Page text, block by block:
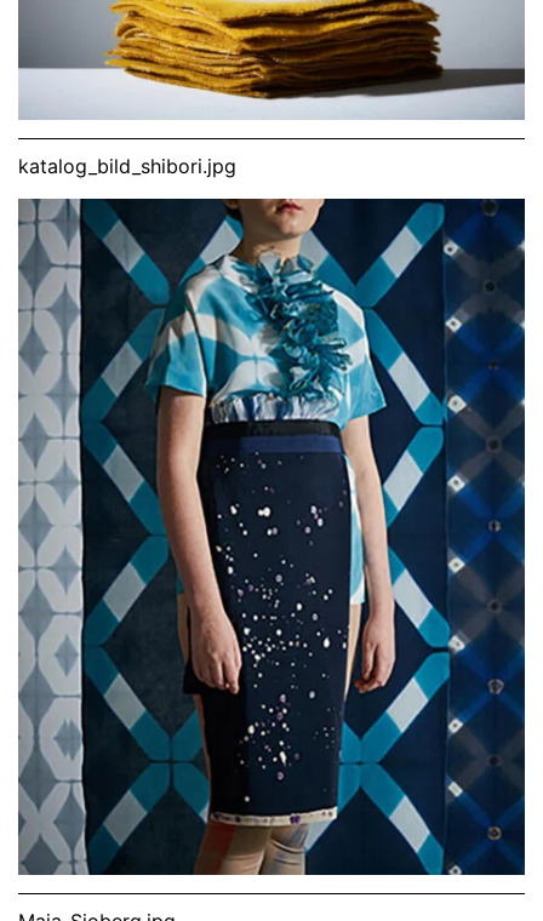
katalog_bild_shibori.jpg